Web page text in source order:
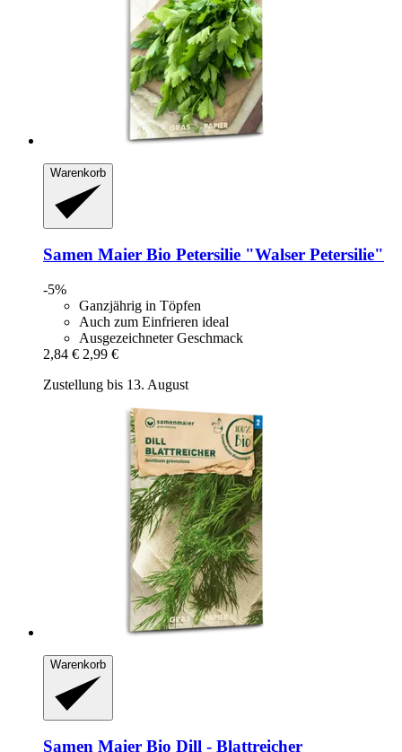
Warenkorb
Samen Maier Bio Petersilie "Walser Petersilie"
-5%
Ganzjährig in Töpfen
Auch zum Einfrieren ideal
Ausgezeichneter Geschmack
2,84 € 2,99 €
Zustellung bis 13. August
Warenkorb
Samen Maier Bio Dill -​ Blattreicher